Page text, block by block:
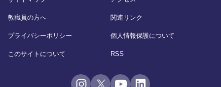
教職員の方へ 関連リンク
プライバシーポリシー 個人情報保護について
このサイトについて RSS